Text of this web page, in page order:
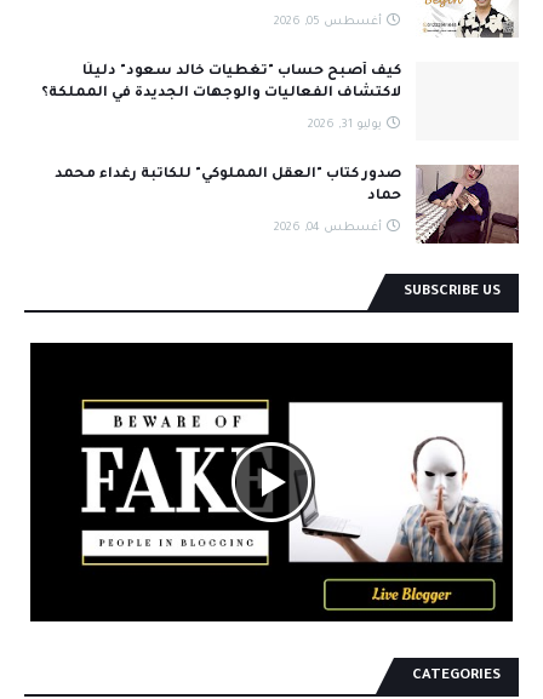
أغسطس 05, 2026
كيف أصبح حساب "تغطيات خالد سعود" دليلًا
لاكتشاف الفعاليات والوجهات الجديدة في المملكة؟
يوليو 31, 2026
صدور كتاب "العقل المملوكي" للكاتبة رغداء محمد
حماد
أغسطس 04, 2026
SUBSCRIBE US
CATEGORIES